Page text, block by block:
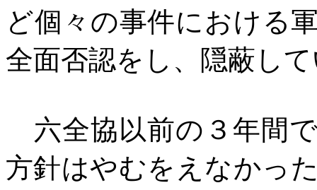
ど個々の事件における
全面否認をし、隠蔽し
六全協以前の３年間
方針はやむをえなかっ